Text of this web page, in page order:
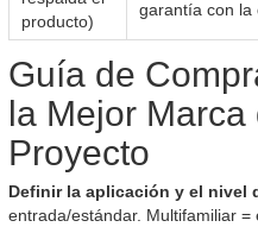
producto)
garantía con la
Guía de
la Mejor
Proyecto
Definir la aplicación y el nivel
entrada/estándar. Multifamiliar